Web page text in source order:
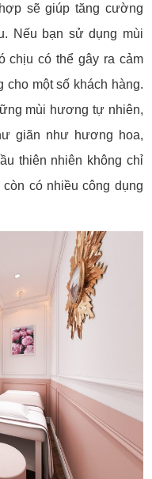
sẽ giúp tăng cường
Nếu bạn sử dụng mùi
chịu có thể gây ra cảm
cho một số khách hàng.
mùi hương tự nhiên,
giãn như hương hoa,
thiên nhiên không chỉ
có nhiều công dụng